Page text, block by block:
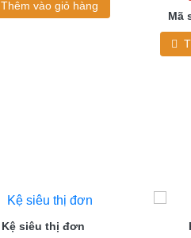
Thêm vào giỏ hàng
Mã
Kệ siêu thị đơn